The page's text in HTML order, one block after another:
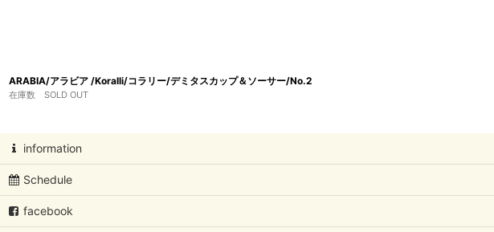
ARABIA/アラビア /Koralli/コラリー/デミタスカップ＆ソーサー/No.2
在庫数 SOLD OUT
information
Schedule
facebook